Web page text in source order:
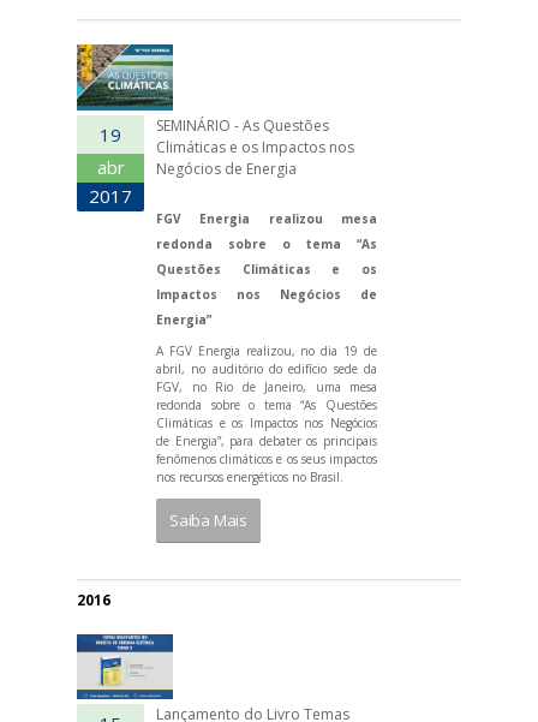
19
abr
2017
SEMINÁRIO - As Questões
Climáticas e os Impactos nos
Negócios de Energia
FGV Energia realizou mesa
redonda sobre o tema “As
Questões Climáticas e os
Impactos nos Negócios de
Energia”
A FGV Energia realizou, no dia 19 de
abril, no auditório do edifício sede da
FGV, no Rio de Janeiro, uma mesa
redonda sobre o tema “As Questões
Climáticas e os Impactos nos Negócios
de Energia”, para debater os principais
fenômenos climáticos e os seus impactos
nos recursos energéticos no Brasil.
Saiba Mais
2016
Lançamento do Livro Temas